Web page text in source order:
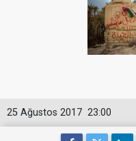
23:00
25 Ağustos 2017